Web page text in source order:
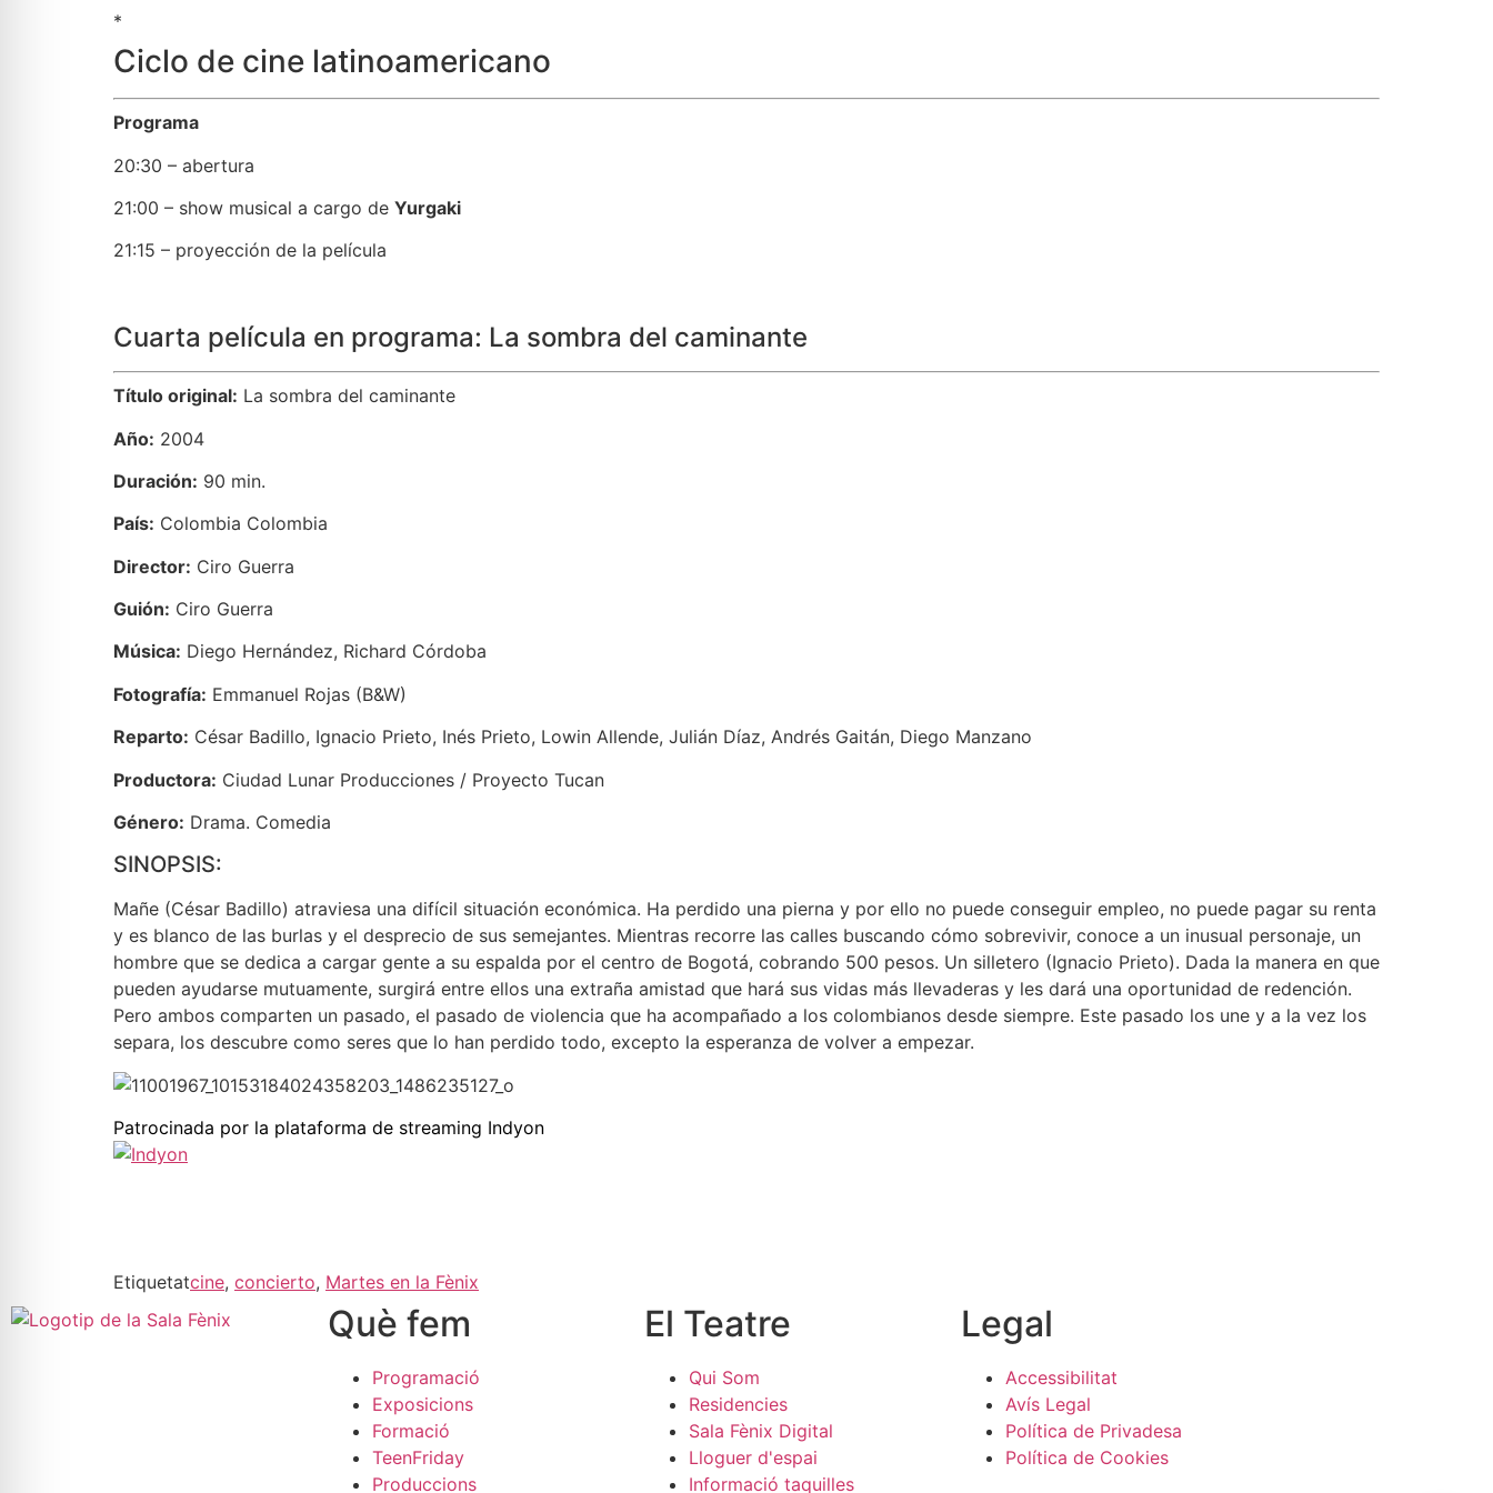
*
Ciclo de cine latinoamericano
Programa
20:30 – abertura
21:00 – show musical a cargo de Yurgaki
21:15 – proyección de la película
Cuarta película en programa: La sombra del caminante
Título original: La sombra del caminante
Año: 2004
Duración: 90 min.
País: Colombia Colombia
Director: Ciro Guerra
Guión: Ciro Guerra
Música: Diego Hernández, Richard Córdoba
Fotografía: Emmanuel Rojas (B&W)
Reparto: César Badillo, Ignacio Prieto, Inés Prieto, Lowin Allende, Julián Díaz, Andrés Gaitán, Diego Manzano
Productora: Ciudad Lunar Producciones / Proyecto Tucan
Género: Drama. Comedia
SINOPSIS:
Mañe (César Badillo) atraviesa una difícil situación económica. Ha perdido una pierna y por ello no puede conseguir empleo, no puede pagar su renta
y es blanco de las burlas y el desprecio de sus semejantes. Mientras recorre las calles buscando cómo sobrevivir, conoce a un inusual personaje, un
hombre que se dedica a cargar gente a su espalda por el centro de Bogotá, cobrando 500 pesos. Un silletero (Ignacio Prieto). Dada la manera en que
pueden ayudarse mutuamente, surgirá entre ellos una extraña amistad que hará sus vidas más llevaderas y les dará una oportunidad de redención.
Pero ambos comparten un pasado, el pasado de violencia que ha acompañado a los colombianos desde siempre. Este pasado los une y a la vez los
separa, los descubre como seres que lo han perdido todo, excepto la esperanza de volver a empezar.
Patrocinada por la plataforma de streaming Indyon
Etiquetatcine, concierto, Martes en la Fènix
Què fem
Programació
Exposicions
Formació
TeenFriday
Produccions
El Teatre
Qui Som
Residencies
Sala Fènix Digital
Lloguer d'espai
Informació taquilles
Legal
Accessibilitat
Avís Legal
Política de Privadesa
Política de Cookies